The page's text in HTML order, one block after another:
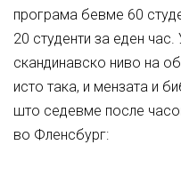
програма бевме 60
20 студенти за еден
скандинавско ниво на
исто така, и мензата и
што седевме после
во Фленсбург: